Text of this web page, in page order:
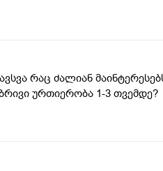
რაც ძალიან
ურთიერობა 1-3 თვემდე?